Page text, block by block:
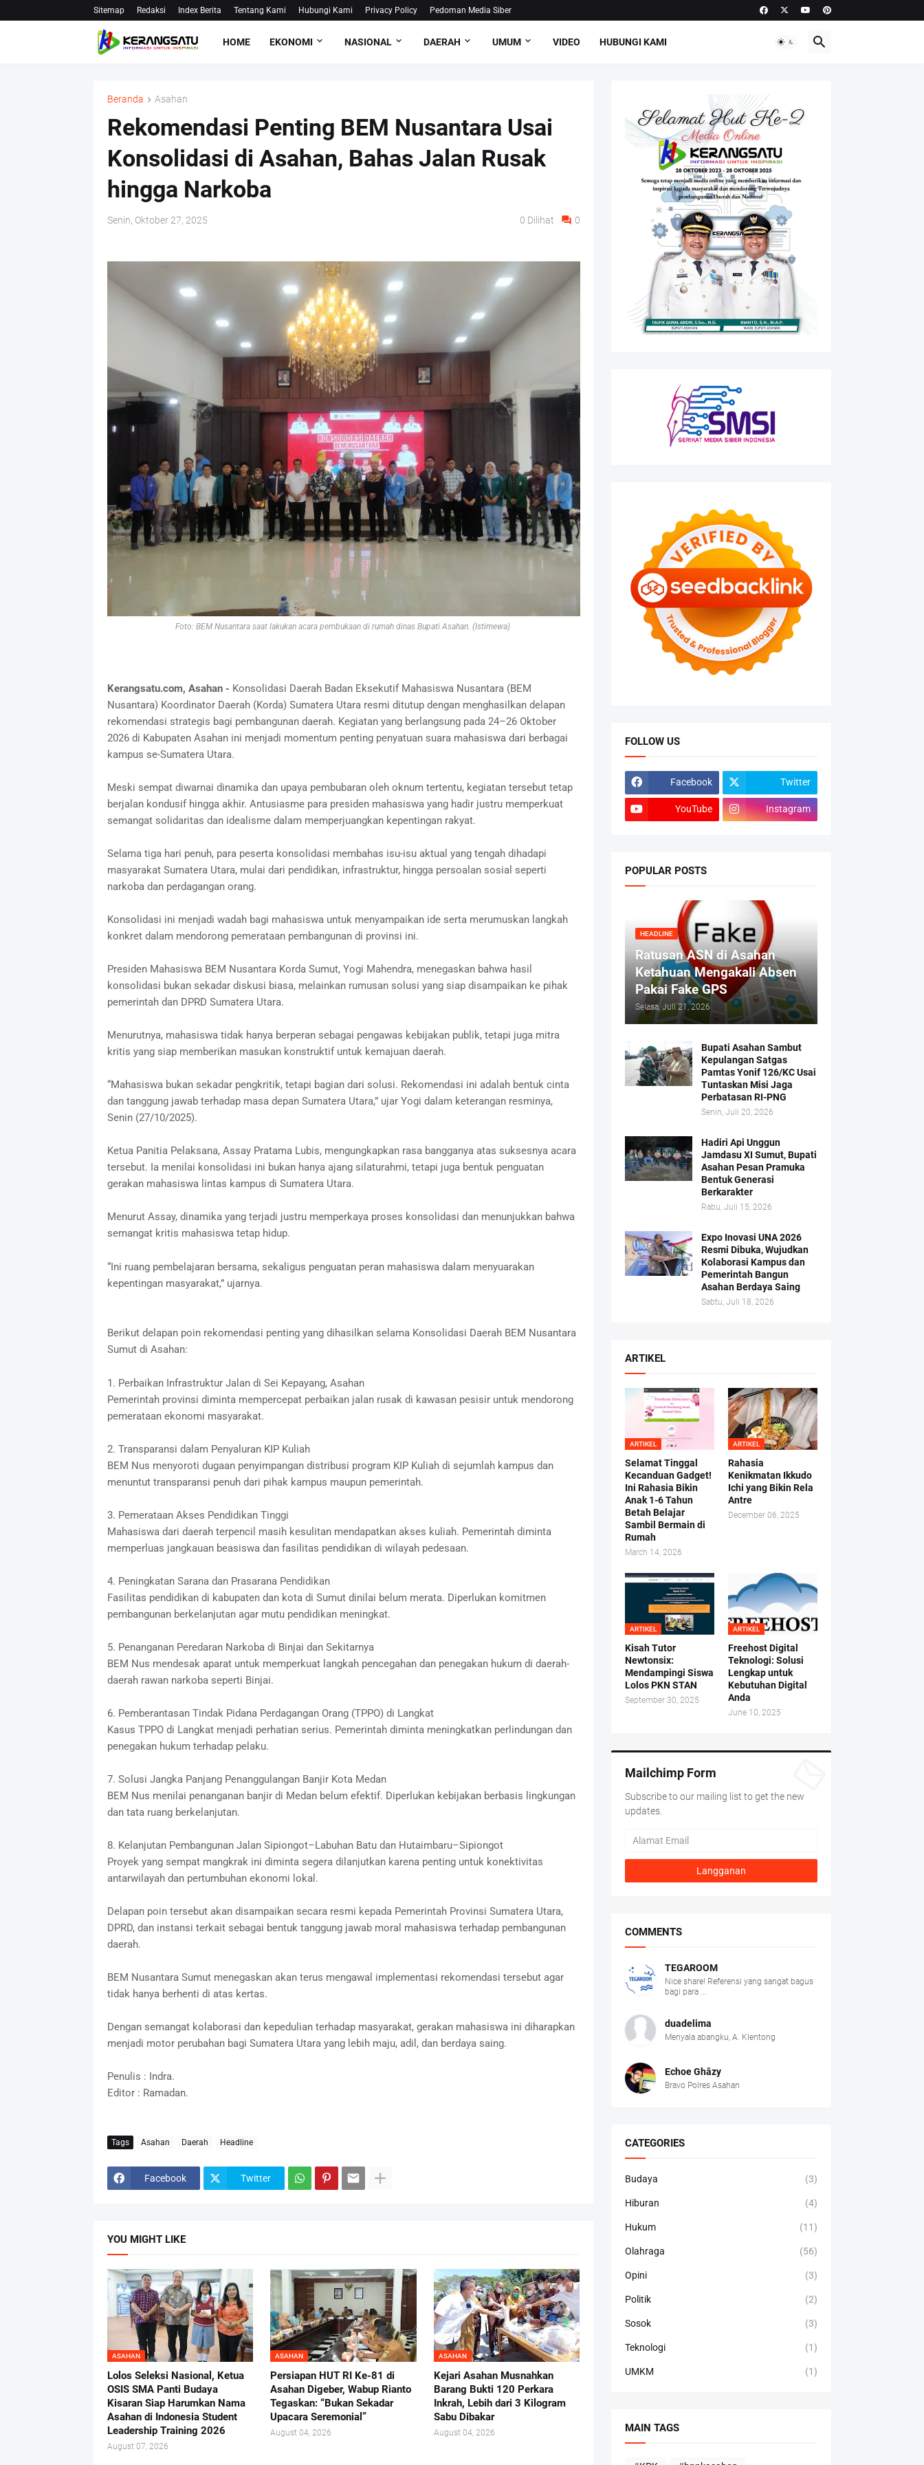
Sitemap Redaksi Index Berita Tentang Kami Hubungi Kami Privacy Policy Pedoman Media Siber
HOME EKONOMI NASIONAL DAERAH UMUM VIDEO HUBUNGI KAMI
Beranda Asahan
Rekomendasi Penting BEM Nusantara Usai
Konsolidasi di Asahan, Bahas Jalan Rusak
hingga Narkoba
Senin, Oktober 27, 2025 0 Dilihat 0
Foto: BEM Nusantara saat lakukan acara pembukaan di rumah dinas Bupati Asahan. (Istimewa)
Kerangsatu.com, Asahan - Konsolidasi Daerah Badan Eksekutif Mahasiswa Nusantara (BEM
Nusantara) Koordinator Daerah (Korda) Sumatera Utara resmi ditutup dengan menghasilkan delapan
rekomendasi strategis bagi pembangunan daerah. Kegiatan yang berlangsung pada 24–26 Oktober
2026 di Kabupaten Asahan ini menjadi momentum penting penyatuan suara mahasiswa dari berbagai
kampus se-Sumatera Utara.
Meski sempat diwarnai dinamika dan upaya pembubaran oleh oknum tertentu, kegiatan tersebut tetap
berjalan kondusif hingga akhir. Antusiasme para presiden mahasiswa yang hadir justru memperkuat
semangat solidaritas dan idealisme dalam memperjuangkan kepentingan rakyat.
Selama tiga hari penuh, para peserta konsolidasi membahas isu-isu aktual yang tengah dihadapi
masyarakat Sumatera Utara, mulai dari pendidikan, infrastruktur, hingga persoalan sosial seperti
narkoba dan perdagangan orang.
Konsolidasi ini menjadi wadah bagi mahasiswa untuk menyampaikan ide serta merumuskan langkah
konkret dalam mendorong pemerataan pembangunan di provinsi ini.
Presiden Mahasiswa BEM Nusantara Korda Sumut, Yogi Mahendra, menegaskan bahwa hasil
konsolidasi bukan sekadar diskusi biasa, melainkan rumusan solusi yang siap disampaikan ke pihak
pemerintah dan DPRD Sumatera Utara.
Menurutnya, mahasiswa tidak hanya berperan sebagai pengawas kebijakan publik, tetapi juga mitra
kritis yang siap memberikan masukan konstruktif untuk kemajuan daerah.
“Mahasiswa bukan sekadar pengkritik, tetapi bagian dari solusi. Rekomendasi ini adalah bentuk cinta
dan tanggung jawab terhadap masa depan Sumatera Utara,” ujar Yogi dalam keterangan resminya,
Senin (27/10/2025).
Ketua Panitia Pelaksana, Assay Pratama Lubis, mengungkapkan rasa bangganya atas suksesnya acara
tersebut. Ia menilai konsolidasi ini bukan hanya ajang silaturahmi, tetapi juga bentuk penguatan
gerakan mahasiswa lintas kampus di Sumatera Utara.
Menurut Assay, dinamika yang terjadi justru memperkaya proses konsolidasi dan menunjukkan bahwa
semangat kritis mahasiswa tetap hidup.
“Ini ruang pembelajaran bersama, sekaligus penguatan peran mahasiswa dalam menyuarakan
kepentingan masyarakat,” ujarnya.
Berikut delapan poin rekomendasi penting yang dihasilkan selama Konsolidasi Daerah BEM Nusantara
Sumut di Asahan:
1. Perbaikan Infrastruktur Jalan di Sei Kepayang, Asahan
Pemerintah provinsi diminta mempercepat perbaikan jalan rusak di kawasan pesisir untuk mendorong
pemerataan ekonomi masyarakat.
2. Transparansi dalam Penyaluran KIP Kuliah
BEM Nus menyoroti dugaan penyimpangan distribusi program KIP Kuliah di sejumlah kampus dan
menuntut transparansi penuh dari pihak kampus maupun pemerintah.
3. Pemerataan Akses Pendidikan Tinggi
Mahasiswa dari daerah terpencil masih kesulitan mendapatkan akses kuliah. Pemerintah diminta
memperluas jangkauan beasiswa dan fasilitas pendidikan di wilayah pedesaan.
4. Peningkatan Sarana dan Prasarana Pendidikan
Fasilitas pendidikan di kabupaten dan kota di Sumut dinilai belum merata. Diperlukan komitmen
pembangunan berkelanjutan agar mutu pendidikan meningkat.
5. Penanganan Peredaran Narkoba di Binjai dan Sekitarnya
BEM Nus mendesak aparat untuk memperkuat langkah pencegahan dan penegakan hukum di daerah-
daerah rawan narkoba seperti Binjai.
6. Pemberantasan Tindak Pidana Perdagangan Orang (TPPO) di Langkat
Kasus TPPO di Langkat menjadi perhatian serius. Pemerintah diminta meningkatkan perlindungan dan
penegakan hukum terhadap pelaku.
7. Solusi Jangka Panjang Penanggulangan Banjir Kota Medan
BEM Nus menilai penanganan banjir di Medan belum efektif. Diperlukan kebijakan berbasis lingkungan
dan tata ruang berkelanjutan.
8. Kelanjutan Pembangunan Jalan Sipiongot–Labuhan Batu dan Hutaimbaru–Sipiongot
Proyek yang sempat mangkrak ini diminta segera dilanjutkan karena penting untuk konektivitas
antarwilayah dan pertumbuhan ekonomi lokal.
Delapan poin tersebut akan disampaikan secara resmi kepada Pemerintah Provinsi Sumatera Utara,
DPRD, dan instansi terkait sebagai bentuk tanggung jawab moral mahasiswa terhadap pembangunan
daerah.
BEM Nusantara Sumut menegaskan akan terus mengawal implementasi rekomendasi tersebut agar
tidak hanya berhenti di atas kertas.
Dengan semangat kolaborasi dan kepedulian terhadap masyarakat, gerakan mahasiswa ini diharapkan
menjadi motor perubahan bagi Sumatera Utara yang lebih maju, adil, dan berdaya saing.
Penulis : Indra.
Editor : Ramadan.
Tags Asahan Daerah Headline
Facebook Twitter
YOU MIGHT LIKE
ASAHAN
Lolos Seleksi Nasional, Ketua
OSIS SMA Panti Budaya
Kisaran Siap Harumkan Nama
Asahan di Indonesia Student
Leadership Training 2026
August 07, 2026
ASAHAN
Persiapan HUT RI Ke-81 di
Asahan Digeber, Wabup Rianto
Tegaskan: “Bukan Sekadar
Upacara Seremonial”
August 04, 2026
ASAHAN
Kejari Asahan Musnahkan
Barang Bukti 120 Perkara
Inkrah, Lebih dari 3 Kilogram
Sabu Dibakar
August 04, 2026
FOLLOW US
Facebook Twitter
YouTube Instagram
POPULAR POSTS
HEADLINE
Ratusan ASN di Asahan
Ketahuan Mengakali Absen
Pakai Fake GPS
Selasa, Juli 21, 2026
Bupati Asahan Sambut
Kepulangan Satgas
Pamtas Yonif 126/KC Usai
Tuntaskan Misi Jaga
Perbatasan RI-PNG
Senin, Juli 20, 2026
Hadiri Api Unggun
Jamdasu XI Sumut, Bupati
Asahan Pesan Pramuka
Bentuk Generasi
Berkarakter
Rabu, Juli 15, 2026
Expo Inovasi UNA 2026
Resmi Dibuka, Wujudkan
Kolaborasi Kampus dan
Pemerintah Bangun
Asahan Berdaya Saing
Sabtu, Juli 18, 2026
ARTIKEL
ARTIKEL
Selamat Tinggal
Kecanduan Gadget!
Ini Rahasia Bikin
Anak 1-6 Tahun
Betah Belajar
Sambil Bermain di
Rumah
March 14, 2026
ARTIKEL
Rahasia
Kenikmatan Ikkudo
Ichi yang Bikin Rela
Antre
December 06, 2025
ARTIKEL
Kisah Tutor
Newtonsix:
Mendampingi Siswa
Lolos PKN STAN
September 30, 2025
ARTIKEL
Freehost Digital
Teknologi: Solusi
Lengkap untuk
Kebutuhan Digital
Anda
June 10, 2025
Mailchimp Form
Subscribe to our mailing list to get the new
updates.
COMMENTS
TEGAROOM
Nice share! Referensi yang sangat bagus
bagi para ...
duadelima
Menyala abangku, A. Klentong
Echoe Ghâzy
Bravo Polres Asahan
CATEGORIES
Budaya (3)
Hiburan (4)
Hukum (11)
Olahraga (56)
Opini (3)
Politik (2)
Sosok (3)
Teknologi (1)
UMKM (1)
MAIN TAGS